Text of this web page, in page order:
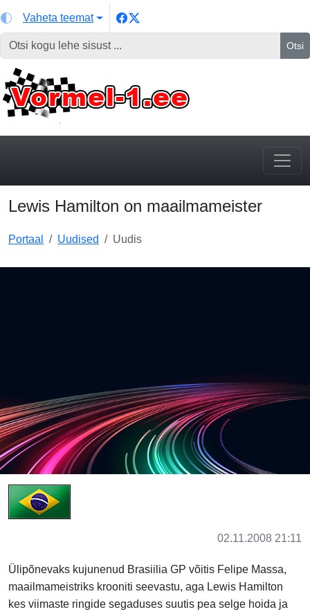
Vaheta teemat
Otsi
Lewis Hamilton on maailmameister
Portaal Uudised Uudis
02.11.2008 21:11
Ülipõnevaks kujunenud Brasiilia GP võitis Felipe Massa,
maailmameistriks krooniti seevastu, aga Lewis Hamilton
kes viimaste ringide segaduses suutis pea selge hoida ja